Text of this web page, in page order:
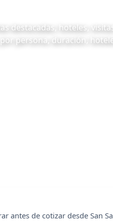
destacadas, hoteles,
persona, duración,
antes de cotizar desde San